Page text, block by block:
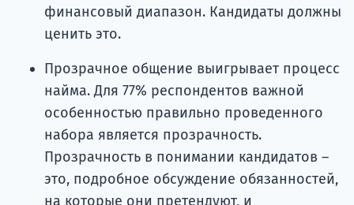
финансовый диапазон. Кандидаты должны
ценить это.
Прозрачное общение выигрывает процесс
найма. Для 77% респондентов важной
особенностью правильно проведенного
набора является прозрачность.
Прозрачность в понимании кандидатов –
это, подробное обсуждение обязанностей,
на которые они претендуют, и